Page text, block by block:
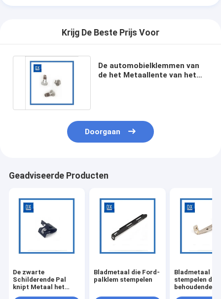
Krijg De Beste Prijs Voor
De automobielklemmen van
de het Metaallente van het
Doorgaan
Geadviseerde Producten
De zwarte
Schilderende Pal
knipt Metaal het
Bladmetaal die Ford-
palklem stempelen
Bladmetaal
stempelen de
behoudende